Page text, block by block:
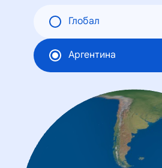
Глобал
Аргентина